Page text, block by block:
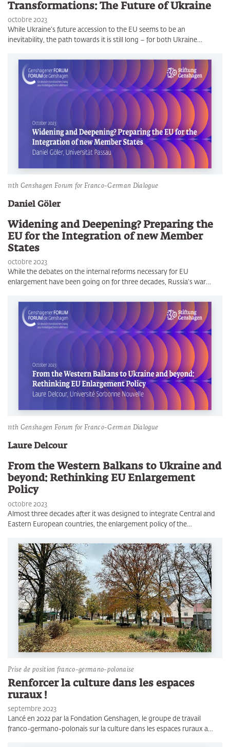
Transformations: The Future of Ukraine
octobre 2023
While Ukraine’s future accession to the EU seems to be an
inevitability, the path towards it is still long – for both Ukraine…
11th Genshagen Forum for Franco-German Dialogue
Daniel Göler
Widening and Deepening? Preparing the
EU for the Integration of new Member
States
octobre 2023
While the debates on the internal reforms necessary for EU
enlargement have been going on for three decades, Russia’s war…
11th Genshagen Forum for Franco-German Dialogue
Laure Delcour
From the Western Balkans to Ukraine and
beyond: Rethinking EU Enlargement
Policy
octobre 2023
Almost three decades after it was designed to integrate Central and
Eastern European countries, the enlargement policy of the…
Prise de position franco-germano-polonaise
Renforcer la culture dans les espaces
ruraux !
septembre 2023
Lancé en 2022 par la Fondation Genshagen, le groupe de travail
franco-germano-polonais sur la culture dans les espaces ruraux a…